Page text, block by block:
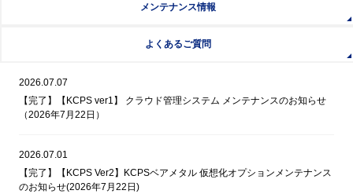
メンテナンス情報
よくあるご質問
2026.07.07
【完了】【KCPS ver1】 クラウド管理システム メンテナンスのお知らせ
（2026年7月22日）
2026.07.01
【完了】【KCPS Ver2】KCPSベアメタル 仮想化オプションメンテナンス
のお知らせ(2026年7月22日)